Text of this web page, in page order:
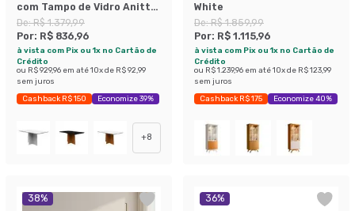
com Tampo de Vidro Anitta
Off White e Ype 120 cm
De:R$ 1.379,99
Por: R$ 836,96
à vista com Pix ou 1x no Cartão de
Crédito
ou R$ 929,96 em até10x de R$ 92,99
sem juros
Cashback R$ 150 Economize 39%
+8
White
De:R$ 1.859,99
Por: R$ 1.115,96
à vista com Pix ou 1x no Cartão de
Crédito
ou R$ 1.239,96 em até10x de R$ 123,99
sem juros
Cashback R$ 175 Economize 40%
38% 36%